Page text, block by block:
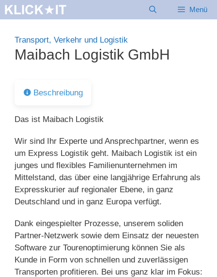
Zum
Inhalt
Menü
Transport, Verkehr und Logistik
Maibach Logistik GmbH
Beschreibung
Das ist Maibach Logistik
Wir sind Ihr Experte und Ansprechpartner, wenn es
um Express Logistik geht. Maibach Logistik ist ein
junges und flexibles Familienunternehmen im
Mittelstand, das über eine langjährige Erfahrung als
Expresskurier auf regionaler Ebene, in ganz
Deutschland und in ganz Europa verfügt.
Dank eingespielter Prozesse, unserem soliden
Partner-Netzwerk sowie dem Einsatz der neuesten
Software zur Tourenoptimierung können Sie als
Kunde in Form von schnellen und zuverlässigen
Transporten profitieren. Bei uns ganz klar im Fokus: